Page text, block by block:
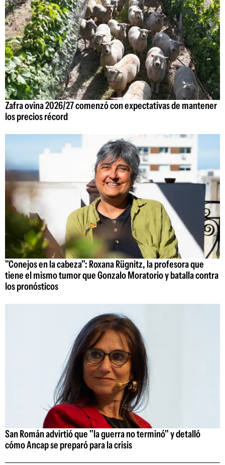
Zafra ovina 2026/27 comenzó con expectativas de mantener
los precios récord
"Conejos en la cabeza": Roxana Rügnitz, la profesora que
tiene el mismo tumor que Gonzalo Moratorio y batalla contra
los pronósticos
San Román advirtió que "la guerra no terminó" y detalló
cómo Ancap se preparó para la crisis